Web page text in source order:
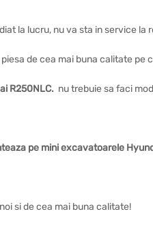
la lucru, nu va sta in service la
de cea mai buna calitate pe
R250NLC. nu trebuie sa faci
pe mini excavatoarele
si de cea mai buna calitate!